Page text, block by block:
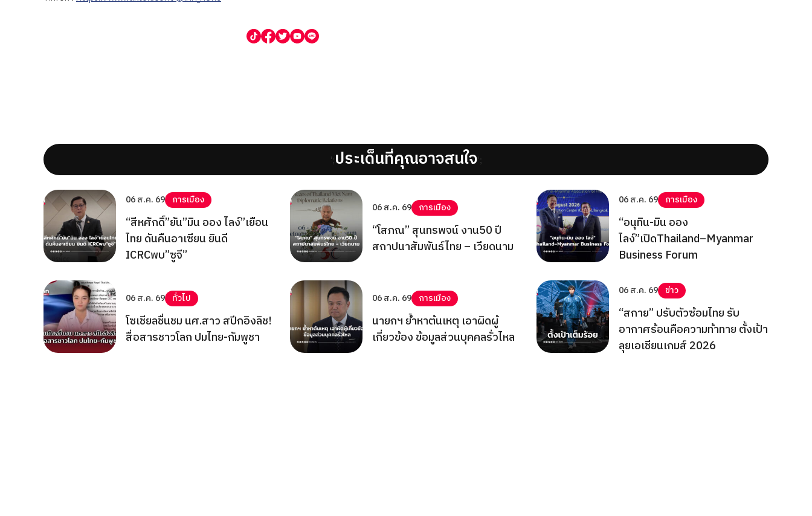
';ประเด็นที่คุณอาจสนใจ';
06 ส.ค. 69 การเมือง
“สีหศักดิ์”ยัน”มิน ออง ไลง์”เยือน
ไทย ดันคืนอาเซียน ยินดี
ICRCพบ”ซูจี”
06 ส.ค. 69 การเมือง
“โสภณ” สุนทรพจน์ งาน50 ปี
สถาปนาสัมพันธ์ไทย – เวียดนาม
06 ส.ค. 69 การเมือง
“อนุทิน-มิน ออง
ไลง์”เปิดThailand–Myanmar
Business Forum
06 ส.ค. 69 ทั่วไป
โซเชียลชื่นชม นศ.สาว สปีกอิงลิช!
สื่อสารชาวโลก ปมไทย-กัมพูชา
06 ส.ค. 69 การเมือง
นายกฯ ย้ำหาต้นเหตุ เอาผิดผู้
เกี่ยวข้อง ข้อมูลส่วนบุคคลรั่วไหล
06 ส.ค. 69 ข่าว
“สกาย” ปรับตัวซ้อมไทย รับ
อากาศร้อนคือความท้าทาย ตั้งเป้า
ลุยเอเชียนเกมส์ 2026